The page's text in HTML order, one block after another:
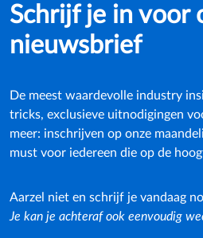
Schrijf je in voor
nieuwsbrief
De meest waardevolle industry
tricks, exclusieve uitnodigingen
meer: inschrijven op onze
must voor iedereen die op de
Aarzel niet en schrijf je vandaag
Je kan je achteraf ook eenvoudig